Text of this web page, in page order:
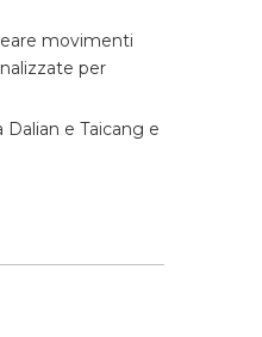
movimenti
per
e Taicang e